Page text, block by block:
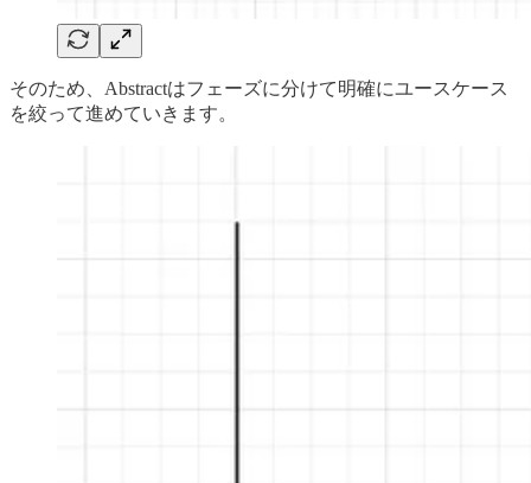
そのため、Abstractはフェーズに分けて明確にユースケース
を絞って進めていきます。